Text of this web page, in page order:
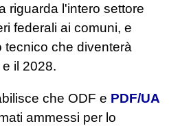
riguarda l'intero settore
federali ai comuni, e
tecnico che diventerà
il 2028.
che ODF e PDF/UA
ammessi per lo